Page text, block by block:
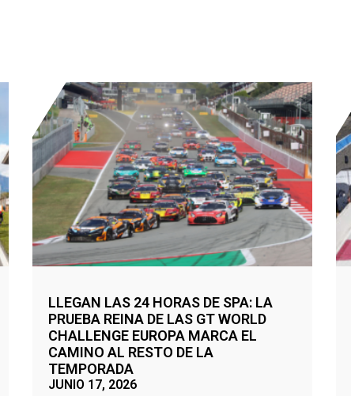
LLEGAN LAS 24 HORAS DE SPA: LA
PRUEBA REINA DE LAS GT WORLD
CHALLENGE EUROPA MARCA EL
CAMINO AL RESTO DE LA
TEMPORADA
JUNIO 17, 2026